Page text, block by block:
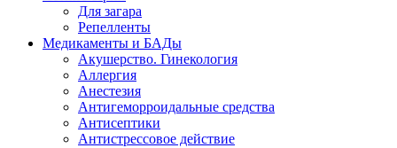
Для загара
Репелленты
Медикаменты и БАДы
Акушерство. Гинекология
Аллергия
Анестезия
Антигеморроидальные средства
Антисептики
Антистрессовое действие